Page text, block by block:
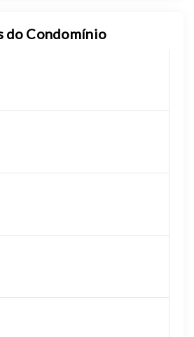
do Condomínio